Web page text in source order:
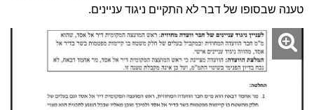
טענה שבסופו של דבר לא התקיים ניגוד עניינים.